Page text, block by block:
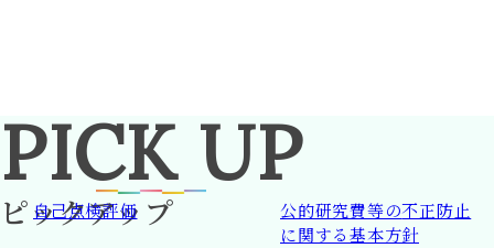
PICK UP
ピックアップ
自己点検評価 公的研究費等の不正防止
に関する基本方針